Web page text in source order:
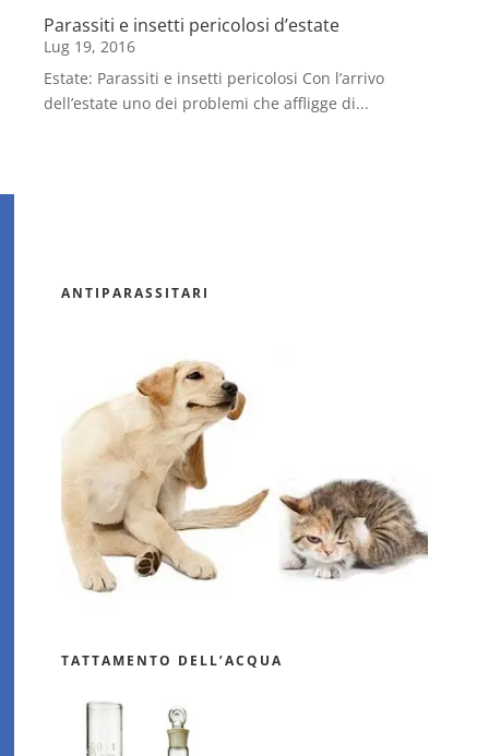
Parassiti e insetti pericolosi d’estate
Lug 19, 2016
Estate: Parassiti e insetti pericolosi Con l’arrivo
dell’estate uno dei problemi che affligge di...
ANTIPARASSITARI
TATTAMENTO DELL’ACQUA